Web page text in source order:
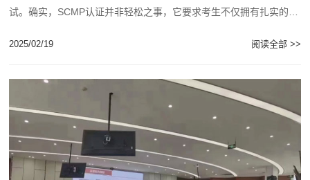
试。确实，SCMP认证并非轻松之事，它要求考生不仅拥有扎实的理
2025/02/19 阅读全部 >>